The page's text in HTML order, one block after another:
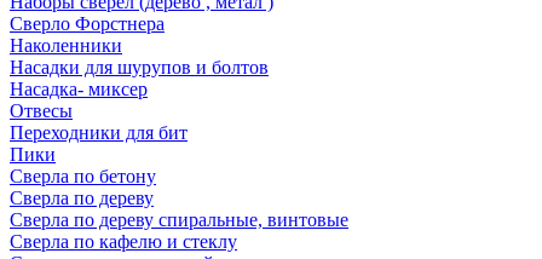
Сверло Форстнера
Наколенники
Насадки для шурупов и болтов
Насадка- миксер
Отвесы
Переходники для бит
Пики
Сверла по бетону
Сверла по дереву
Сверла по дереву спиральные, винтовые
Сверла по кафелю и стеклу